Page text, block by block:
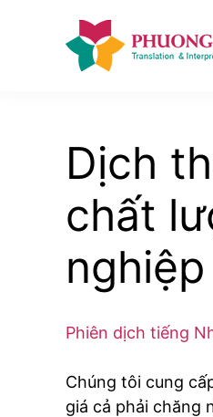
Dịch
chất
nghiệp
Phiên dịch tiếng
Chúng tôi cung
giá cả phải chăng